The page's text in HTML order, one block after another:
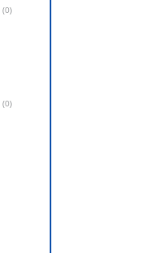
(0)
(0)